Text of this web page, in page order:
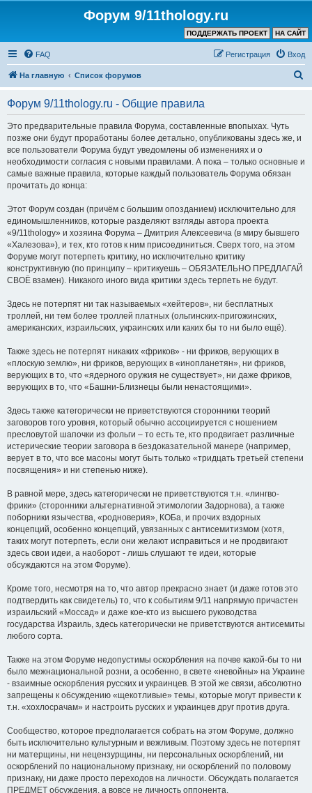
Форум 9/11thology.ru
НА САЙТ
ПОДДЕРЖАТЬ ПРОЕКТ
FAQ Вход
Регистрация
На главную Список форумов
Форум 9/11thology.ru - Общие правила
Это предварительные правила Форума, составленные впопыхах. Чуть
позже они будут проработаны более детально, опубликованы здесь же, и
все пользователи Форума будут уведомлены об изменениях и о
необходимости согласия с новыми правилами. А пока – только основные и
самые важные правила, которые каждый пользователь Форума обязан
прочитать до конца:
Этот Форум создан (причём с большим опозданием) исключительно для
единомышленников, которые разделяют взгляды автора проекта
«9/11thology» и хозяина Форума – Дмитрия Алексеевича (в миру бывшего
«Халезова»), и тех, кто готов к ним присоединиться. Сверх того, на этом
Форуме могут потерпеть критику, но исключительно критику
конструктивную (по принципу – критикуешь – ОБЯЗАТЕЛЬНО ПРЕДЛАГАЙ
СВОЁ взамен). Никакого иного вида критики здесь терпеть не будут.
Здесь не потерпят ни так называемых «хейтеров», ни бесплатных
троллей, ни тем более троллей платных (ольгинских-пригожинских,
американских, израильских, украинских или каких бы то ни было ещё).
Также здесь не потерпят никаких «фриков» - ни фриков, верующих в
«плоскую землю», ни фриков, верующих в «инопланетян», ни фриков,
верующих в то, что «ядерного оружия не существует», ни даже фриков,
верующих в то, что «Башни-Близнецы были ненастоящими».
Здесь также категорически не приветствуются сторонники теорий
заговоров того уровня, который обычно ассоциируется с ношением
пресловутой шапочки из фольги – то есть те, кто продвигает различные
истерические теории заговора в бездоказательной манере (например,
верует в то, что все масоны могут быть только «тридцать третьей степени
посвящения» и ни степенью ниже).
В равной мере, здесь категорически не приветствуются т.н. «лингво-
фрики» (сторонники альтернативной этимологии Задорнова), а также
поборники язычества, «родноверия», КОБа, и прочих вздорных
концепций, особенно концепций, увязанных с антисемитизмом (хотя,
таких могут потерпеть, если они желают исправиться и не продвигают
здесь свои идеи, а наоборот - лишь слушают те идеи, которые
обсуждаются на этом Форуме).
Кроме того, несмотря на то, что автор прекрасно знает (и даже готов это
подтвердить как свидетель) то, что к событиям 9/11 напрямую причастен
израильский «Моссад» и даже кое-кто из высшего руководства
государства Израиль, здесь категорически не приветствуются антисемиты
любого сорта.
Также на этом Форуме недопустимы оскорбления на почве какой-бы то ни
было межнациональной розни, а особенно, в свете «невойны» на Украине
- взаимные оскорбления русских и украинцев. В этой же связи, абсолютно
запрещены к обсуждению «щекотливые» темы, которые могут привести к
т.н. «хохлосрачам» и настроить русских и украинцев друг против друга.
Сообщество, которое предполагается собрать на этом Форуме, должно
быть исключительно культурным и вежливым. Поэтому здесь не потерпят
ни матерщины, ни нецензурщины, ни персональных оскорблений, ни
оскорблений по национальному признаку, ни оскорблений по половому
признаку, ни даже просто переходов на личности. Обсуждать полагается
ПРЕДМЕТ обсуждения, а вовсе не личность оппонента.